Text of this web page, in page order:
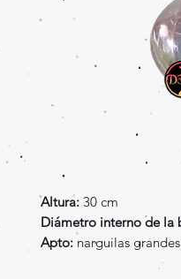
Altura:30 cm
Diámetro interno de la
Apto:narguilas